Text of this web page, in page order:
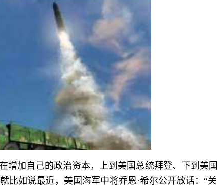
增加自己的政治资本，上到美国总统拜登、下到美国
比如说最近，美国海军中将乔恩·希尔公开放话：“关